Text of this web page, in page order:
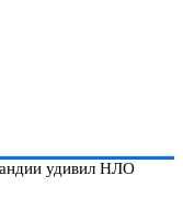
удивил НЛО